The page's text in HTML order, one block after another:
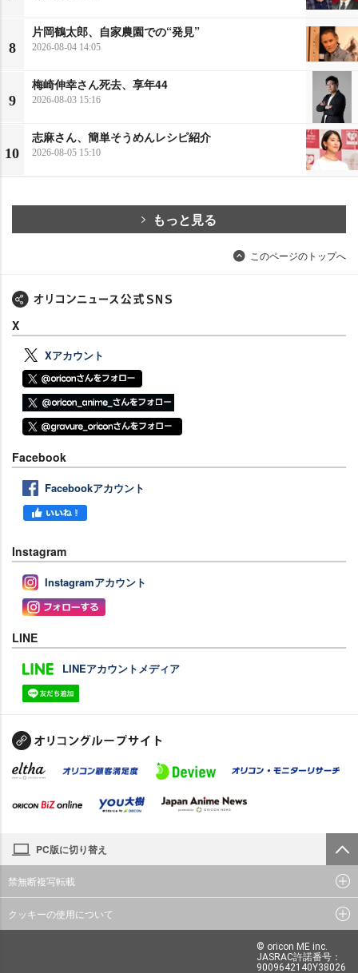
8
片岡鶴太郎、自家農園での“発見”
2026-08-04 14:05
9
梅崎伸幸さん死去、享年44
2026-08-03 15:16
10
志麻さん、簡単そうめんレシピ紹介
2026-08-05 15:10
もっと見る
このページのトップへ
X
Xアカウント
Facebook
Facebookアカウント
Instagram
Instagramアカウント
LINE
LINEアカウントメディア
PC版に切り替え
禁無断複写転載
クッキーの使用について
© oricon ME inc.
JASRAC許諾番号：
9009642140Y38026